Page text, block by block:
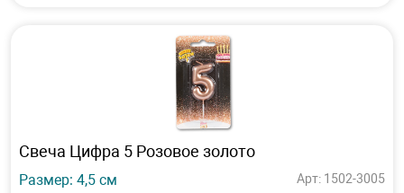
Свеча Цифра 5 Розовое золото
Размер: 4,5 см
Арт: 1502-3005